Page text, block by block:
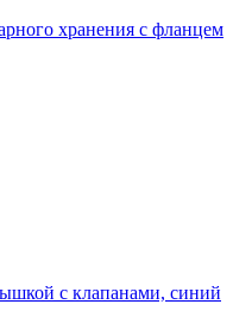
хранения с фланцем
с клапанами, синий